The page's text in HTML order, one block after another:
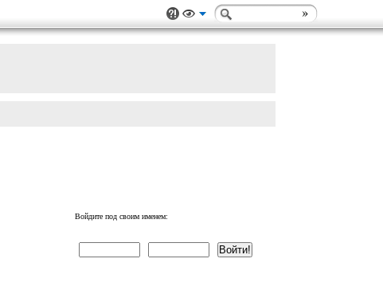
Войдите под своим именем: